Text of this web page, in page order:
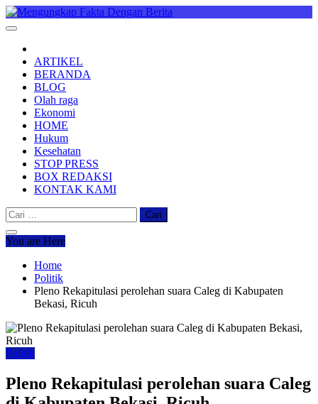
Skip
to
ARTIKEL
BERANDA
BLOG
Olah raga
Ekonomi
HOME
Hukum
Kesehatan
STOP PRESS
BOX REDAKSI
KONTAK KAMI
Cari
untuk:
You are Here
Home
Politik
Pleno Rekapitulasi perolehan suara Caleg di Kabupaten
Bekasi, Ricuh
Politik
Pleno Rekapitulasi perolehan suara Caleg